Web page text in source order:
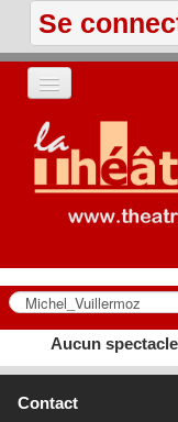
Se
ACCUEIL
LES TEXTES
LES ANNONCES
LE CLUB
Aucun
Contact